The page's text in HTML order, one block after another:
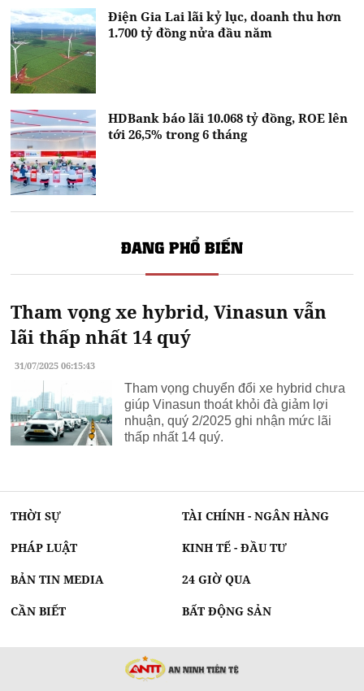
Điện Gia Lai lãi kỷ lục, doanh thu hơn
1.700 tỷ đồng nửa đầu năm
HDBank báo lãi 10.068 tỷ đồng, ROE lên
tới 26,5% trong 6 tháng
ĐANG PHỔ BIẾN
Tham vọng xe hybrid, Vinasun vẫn
lãi thấp nhất 14 quý
31/07/2025 06:15:43
Tham vọng chuyển đổi xe hybrid chưa
giúp Vinasun thoát khỏi đà giảm lợi
nhuận, quý 2/2025 ghi nhận mức lãi
thấp nhất 14 quý.
THỜI SỰ TÀI CHÍNH - NGÂN HÀNG
PHÁP LUẬT KINH TẾ - ĐẦU TƯ
BẢN TIN MEDIA 24 GIỜ QUA
CẦN BIẾT BẤT ĐỘNG SẢN